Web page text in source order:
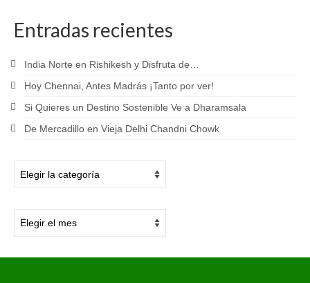
Entradas recientes
India Norte en Rishikesh y Disfruta de…
Hoy Chennai, Antes Madrás ¡Tanto por ver!
Si Quieres un Destino Sostenible Ve a Dharamsala
De Mercadillo en Vieja Delhi Chandni Chowk